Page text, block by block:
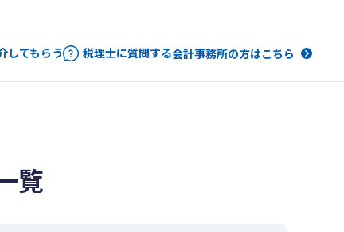
してもらう 税理士に質問する会計事務所の方はこちら
覧